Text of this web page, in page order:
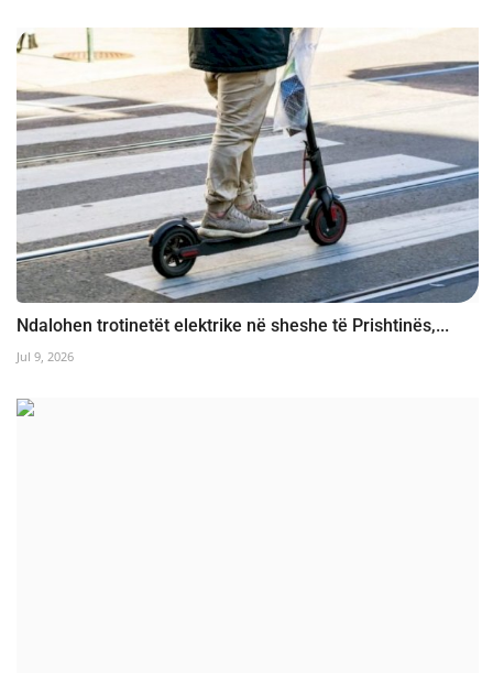
Ndalohen trotinetët elektrike në sheshe të Prishtinës,...
Jul 9, 2026